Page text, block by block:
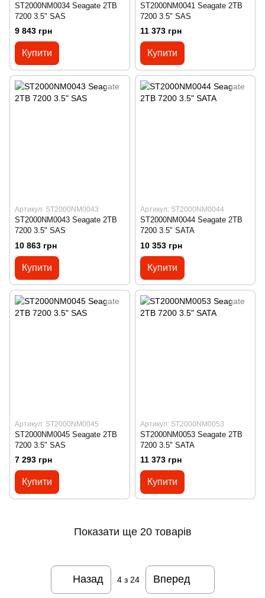
ST2000NM0034 Seagate 2TB
7200 3.5" SAS
9 843 грн
Купити
ST2000NM0041 Seagate 2TB
7200 3.5" SAS
11 373 грн
Купити
Артикул: ST2000NM0043
ST2000NM0043 Seagate 2TB
7200 3.5" SAS
10 863 грн
Купити
Артикул: ST2000NM0044
ST2000NM0044 Seagate 2TB
7200 3.5" SATA
10 353 грн
Купити
Артикул: ST2000NM0045
ST2000NM0045 Seagate 2TB
7200 3.5" SAS
7 293 грн
Купити
Артикул: ST2000NM0053
ST2000NM0053 Seagate 2TB
7200 3.5" SATA
11 373 грн
Купити
Показати ще 20 товарів
Назад 4з 24 Вперед